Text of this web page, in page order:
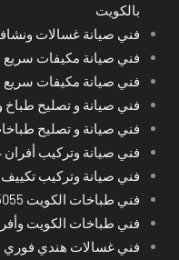
بالكويت
فني صيانة غسالات
فني صيانة مكيفات سريع 98548488 الدسمة
فني صيانة مكيفات سريع
فني صيانة و تصليح
فني صيانة و تصليح
فني صيانة وتركيب
فني صيانة وتركيب تكييف
فني طباخات الكويت 98025055
فني طباخات الكويت
فني غسالات هندي فوري